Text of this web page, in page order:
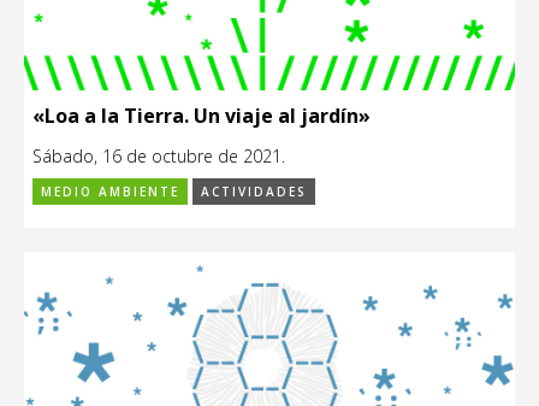
«Loa a la Tierra. Un viaje al jardín»
Sábado, 16 de octubre de 2021.
MEDIO AMBIENTE ACTIVIDADES